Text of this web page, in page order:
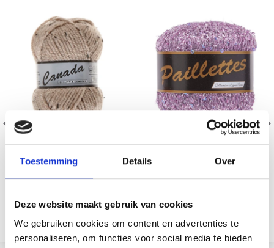
Toestemming Details Over
Deze website maakt gebruik van cookies
We gebruiken cookies om content en advertenties te
personaliseren, om functies voor social media te bieden
LAMMY CANADA TWEED
62% Alpaga / 29% Nylon /
EUR 2.95
Voir toutes les options
LAMMY PAILLETTES
75% Polyester / 25%
EUR 6.85
Voir toutes les options